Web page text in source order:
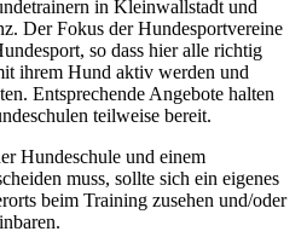
in Kleinwallstadt und
Der Fokus der Hundesportvereine
so dass hier alle richtig
ihrem Hund aktiv werden und
Entsprechende Angebote halten
teilweise bereit.
Hundeschule und einem
muss, sollte sich ein eigenes
beim Training zusehen und/oder